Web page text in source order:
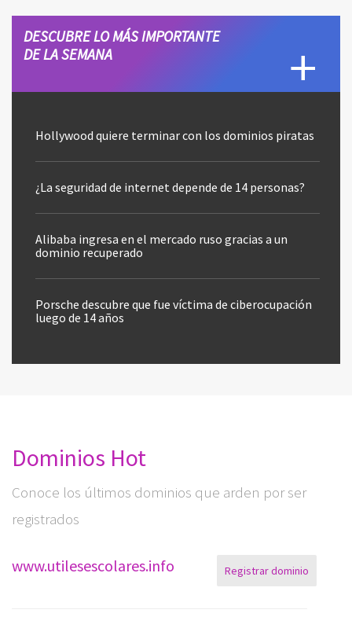
DESCUBRE LO MÁS IMPORTANTE
DE LA SEMANA
Hollywood quiere terminar con los dominios piratas
¿La seguridad de internet depende de 14 personas?
Alibaba ingresa en el mercado ruso gracias a un
dominio recuperado
Porsche descubre que fue víctima de ciberocupación
luego de 14 años
Dominios Hot
Conoce los últimos dominios que arden por ser
registrados
www.utilesescolares.info Registrar dominio